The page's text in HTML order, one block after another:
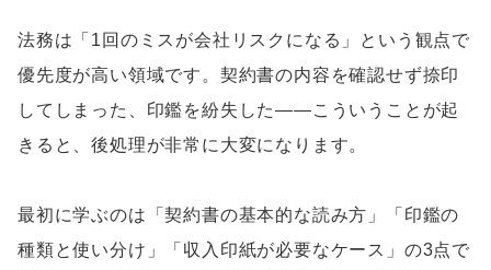
法務は「1回のミスが会社リスクになる」という観点で
優先度が高い領域です。契約書の内容を確認せず捺印
してしまった、印鑑を紛失した——こういうことが起
きると、後処理が非常に大変になります。
最初に学ぶのは「契約書の基本的な読み方」「印鑑の
種類と使い分け」「収入印紙が必要なケース」の3点で